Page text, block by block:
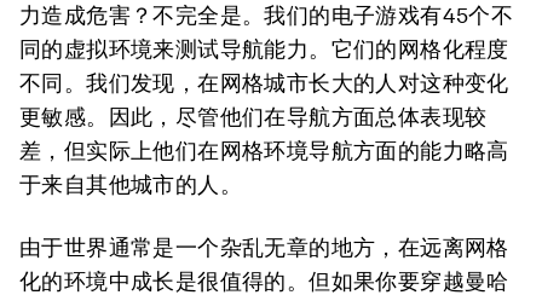
力造成危害？不完全是。我们的电子游戏有45个不
同的虚拟环境来测试导航能力。它们的网格化程度
不同。我们发现，在网格城市长大的人对这种变化
更敏感。因此，尽管他们在导航方面总体表现较
差，但实际上他们在网格环境导航方面的能力略高
于来自其他城市的人。
由于世界通常是一个杂乱无章的地方，在远离网格
化的环境中成长是很值得的。但如果你要穿越曼哈